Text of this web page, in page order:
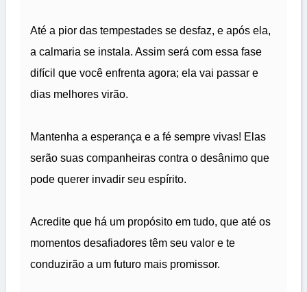
Até a pior das tempestades se desfaz, e após ela,
a calmaria se instala. Assim será com essa fase
difícil que você enfrenta agora; ela vai passar e
dias melhores virão.
Mantenha a esperança e a fé sempre vivas! Elas
serão suas companheiras contra o desânimo que
pode querer invadir seu espírito.
Acredite que há um propósito em tudo, que até os
momentos desafiadores têm seu valor e te
conduzirão a um futuro mais promissor.